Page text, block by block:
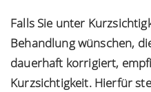
Falls Sie unter
Behandlung wünschen,
dauerhaft korrigiert,
Kurzsichtigkeit. Hierfür